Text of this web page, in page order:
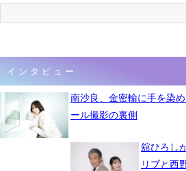
インタビュー
南沙良、金密輸に手を染
ール撮影の裏側
舘ひろし
リブと西